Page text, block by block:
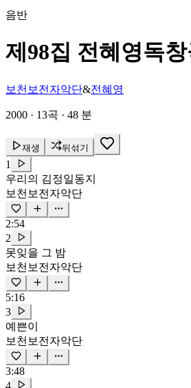
음반
제98집 전혜영독
보천보전자악단&전혜영
2000 · 13곡 · 48 분
재생 뒤섞기
1
우리의 김정일동지
보천보전자악단
2:54
2
못잊을 그 밤
보천보전자악단
5:16
3
예쁜이
보천보전자악단
3:48
4